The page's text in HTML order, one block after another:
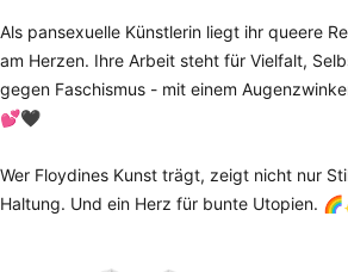
Als pansexuelle Künstlerin liegt ihr queere
am Herzen. Ihre Arbeit steht für Vielfalt,
gegen Faschismus - mit einem
💕🖤
Wer Floydines Kunst trägt, zeigt nicht nur
Haltung. Und ein Herz für bunte Utopien.